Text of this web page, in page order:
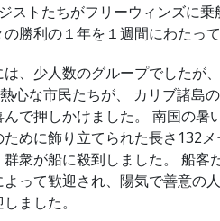
ストたちがフリーウィンズに乗
勝利の１年を１週間にわたって
、少人数のグループでしたが、
心な市民たちが、
カリブ諸島
で押しかけました。 南国の暑
めに飾り立てられた長さ132
衆が船に殺到しました。 船客
って歓迎され、陽気で善意の
ました。